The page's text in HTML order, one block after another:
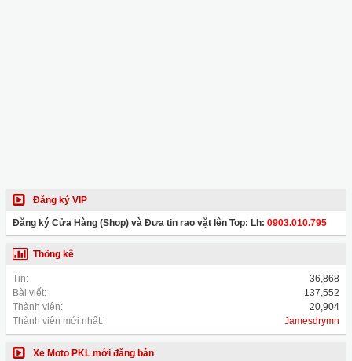
Đăng ký VIP
Đăng ký Cửa Hàng (Shop) và Đưa tin rao vặt lên Top: Lh: 0903.010.795
Thống kê
Tin:
36,868
Bài viết:
137,552
Thành viên:
20,904
Thành viên mới nhất:
Jamesdrymn
Xe Moto PKL mới đăng bán